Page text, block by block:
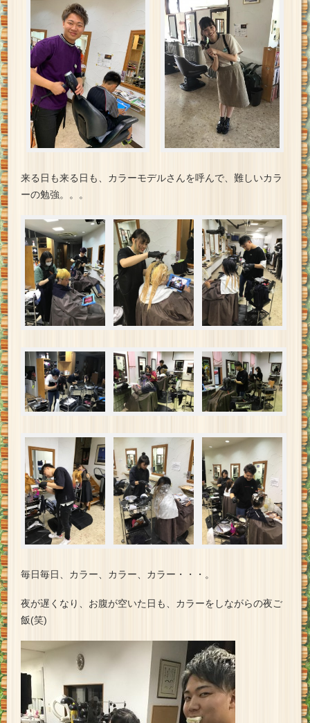
来る日も来る日も、カラーモデルさんを呼んで、難しいカラ
ーの勉強。。。
毎日毎日、カラー、カラー、カラー・・・。
夜が遅くなり、お腹が空いた日も、カラーをしながらの夜ご
飯(笑)